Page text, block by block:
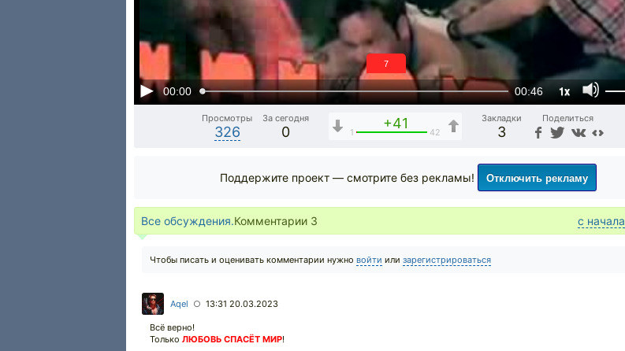
00:00 00:46 1x
6
Просмотры
326
За сегодня
0
+41
1 42
Закладки
3
Поделиться
Поддержите проект — смотрите без рекламы! Отключить рекламу
Все обсуждения.Комментарии 3 с начала
Чтобы писать и оценивать комментарии нужно войти или зарегистрироваться
Aqel ○ 13:31 20.03.2023
Всё верно!
Только ЛЮБОВЬ СПАСЁТ МИР!